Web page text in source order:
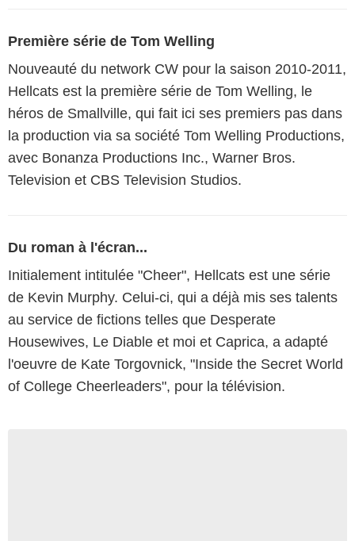
Première série de Tom Welling
Nouveauté du network CW pour la saison 2010-2011,
Hellcats est la première série de Tom Welling, le
héros de Smallville, qui fait ici ses premiers pas dans
la production via sa société Tom Welling Productions,
avec Bonanza Productions Inc., Warner Bros.
Television et CBS Television Studios.
Du roman à l'écran...
Initialement intitulée "Cheer", Hellcats est une série
de Kevin Murphy. Celui-ci, qui a déjà mis ses talents
au service de fictions telles que Desperate
Housewives, Le Diable et moi et Caprica, a adapté
l'oeuvre de Kate Torgovnick, "Inside the Secret World
of College Cheerleaders", pour la télévision.